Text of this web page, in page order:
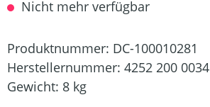
Nicht mehr verfügbar
Produktnummer: DC-100010281
Herstellernummer: 4252 200 0034
Gewicht: 8 kg